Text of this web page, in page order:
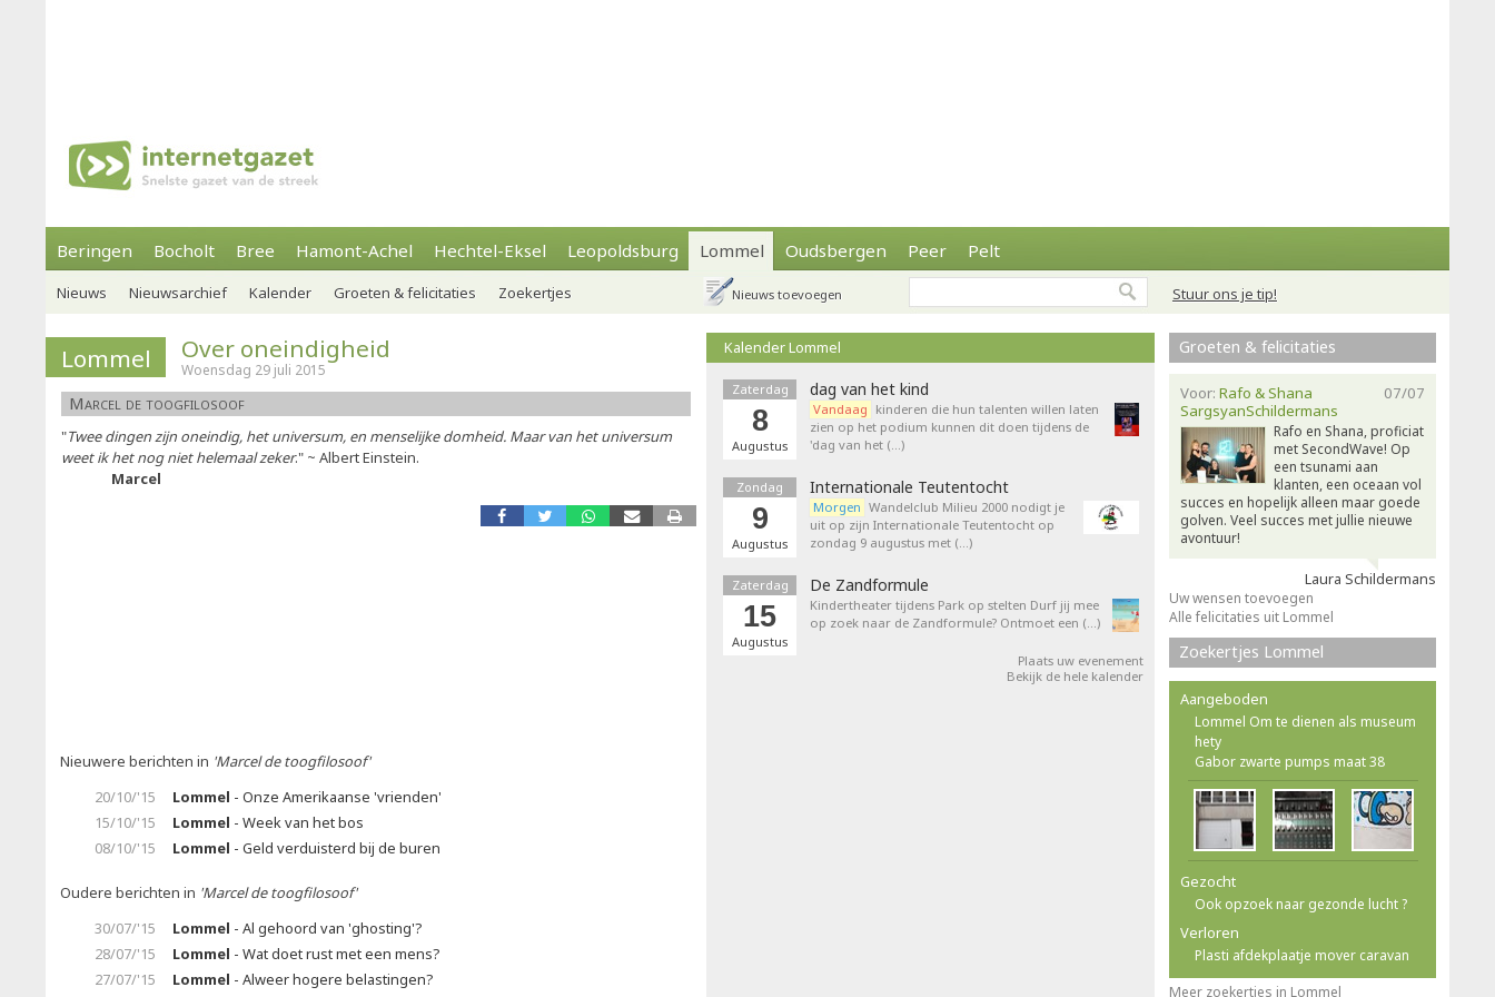
Beringen Bocholt Bree Hamont-Achel Hechtel-Eksel Leopoldsburg Lommel Oudsbergen Peer Pelt
Stuur ons je tip!
Nieuws Nieuwsarchief Kalender Groeten & felicitaties Zoekertjes Nieuws toevoegen
Lommel Over oneindigheid
Woensdag 29 juli 2015
Marcel de toogfilosoof
"Twee dingen zijn oneindig, het universum, en menselijke domheid. Maar van het universum
weet ik het nog niet helemaal zeker." ~ Albert Einstein.
Marcel
Nieuwere berichten in 'Marcel de toogfilosoof'
20/10/'15
Lommel - Onze Amerikaanse 'vrienden'
15/10/'15
Lommel - Week van het bos
08/10/'15
Lommel - Geld verduisterd bij de buren
Oudere berichten in 'Marcel de toogfilosoof'
30/07/'15
Lommel - Al gehoord van 'ghosting'?
28/07/'15
Lommel - Wat doet rust met een mens?
27/07/'15
Lommel - Alweer hogere belastingen?
Kalender Lommel
Zaterdag
8
Augustus
dag van het kind
Vandaag kinderen die hun talenten willen laten
zien op het podium kunnen dit doen tijdens de
'dag van het (…)
Zondag
9
Augustus
Internationale Teutentocht
Morgen Wandelclub Milieu 2000 nodigt je
uit op zijn Internationale Teutentocht op
zondag 9 augustus met (…)
Zaterdag
15
Augustus
De Zandformule
Kindertheater tijdens Park op stelten Durf jij mee
op zoek naar de Zandformule? Ontmoet een (…)
Plaats uw evenement
Bekijk de hele kalender
Groeten & felicitaties
07/07
Voor: Rafo & Shana
SargsyanSchildermans
Rafo en Shana, proficiat
met SecondWave! Op
een tsunami aan
klanten, een oceaan vol
succes en hopelijk alleen maar goede
golven. Veel succes met jullie nieuwe
avontuur!
Laura Schildermans
Uw wensen toevoegen
Alle felicitaties uit Lommel
Zoekertjes Lommel
Aangeboden
Lommel Om te dienen als museum
hety
Gabor zwarte pumps maat 38
Gezocht
Ook opzoek naar gezonde lucht ?
Verloren
Plasti afdekplaatje mover caravan
Meer zoekertjes in Lommel